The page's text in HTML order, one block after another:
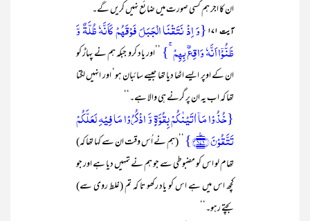
ان کا اجر ہم کسی صورت میں ضائع نہیں کریں گے۔
آیت ۱۷۱
{وَ اِذۡ نَتَقۡنَا الۡجَبَلَ فَوۡقَہُمۡ کَاَنَّہٗ ظُلَّۃٌ وَّ
ظَنُّوۡۤا اَنَّہٗ وَاقِعٌۢ بِہِمۡ ۚ} ’’اور یاد کرو جبکہ ہم نے پہاڑ کو
ان کے اوپر ایسے اٹھا دیا تھا جیسے سائبان ہو‘ اور انہیں لگتا
تھا کہ اب یہ ان پر گرنے ہی والا ہے۔‘‘
{خُذُوۡا مَاۤ اٰتَیۡنٰکُمۡ بِقُوَّۃٍ وَّ اذۡکُرُوۡا مَا فِیۡہِ لَعَلَّکُمۡ
تَتَّقُوۡنَ ﴿۱۷۱﴾٪}
’’(ہم نے اُس وقت ان سے کہا تھا کہ)
تھام لو اس کو مضبوطی سے جو ہم نے تمہیں دیا ہے اور جو
کچھ اس میں ہے اس کو یاد رکھو تا کہ تم (غلط روی سے)
بچتے رہو۔‘‘